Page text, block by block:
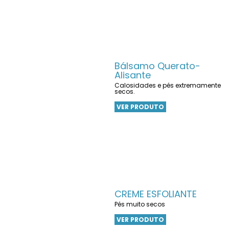
Bálsamo Querato-
Alisante
Calosidades e pés extremamente
secos.
VER PRODUTO
CREME ESFOLIANTE
Pés muito secos
VER PRODUTO